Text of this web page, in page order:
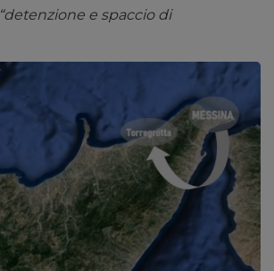
“detenzione e spaccio di